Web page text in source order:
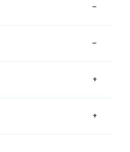
−
−
+
+